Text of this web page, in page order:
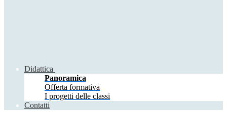
Didattica
Panoramica
Offerta formativa
I progetti delle classi
Contatti